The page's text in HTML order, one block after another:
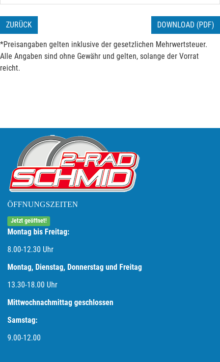
ZURÜCK DOWNLOAD (PDF)
*Preisangaben gelten inklusive der gesetzlichen Mehrwertsteuer.
Alle Angaben sind ohne Gewähr und gelten, solange der Vorrat
reicht.
ÖFFNUNGSZEITEN
Jetzt geöffnet!
Montag bis Freitag:
8.00-12.30 Uhr
Montag, Dienstag, Donnerstag und Freitag
13.30-18.00 Uhr
Mittwochnachmittag geschlossen
Samstag:
9.00-12.00